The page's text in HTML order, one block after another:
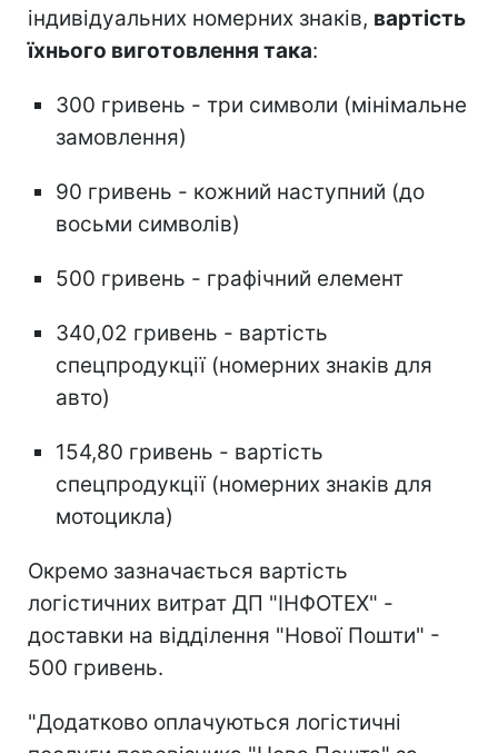
індивідуальних номерних знаків, вартість
їхнього виготовлення така:
300 гривень - три символи (мінімальне
замовлення)
90 гривень - кожний наступний (до
восьми символів)
500 гривень - графічний елемент
340,02 гривень - вартість
спецпродукції (номерних знаків для
авто)
154,80 гривень - вартість
спецпродукції (номерних знаків для
мотоцикла)
Окремо зазначається вартість
логістичних витрат ДП "ІНФОТЕХ" -
доставки на відділення "Нової Пошти" -
500 гривень.
"Додатково оплачуються логістичні